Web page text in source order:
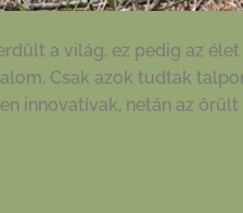
a világ, ez pedig az
Csak azok tudtak
innovatívak, netán az